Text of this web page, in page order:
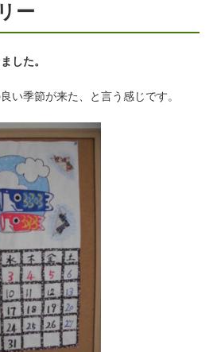
ー
した。
い季節が来た、と言う感じです。